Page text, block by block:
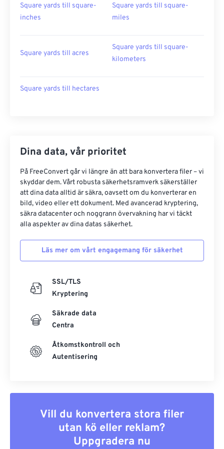
Square yards till square-
inches
Square yards till square-
miles
Square yards till acres
Square yards till square-
kilometers
Square yards till hectares
Dina data, vår prioritet
På FreeConvert går vi längre än att bara konvertera filer – vi
skyddar dem. Vårt robusta säkerhetsramverk säkerställer
att dina data alltid är säkra, oavsett om du konverterar en
bild, video eller ett dokument. Med avancerad kryptering,
säkra datacenter och noggrann övervakning har vi täckt
alla aspekter av dina datas säkerhet.
Läs mer om vårt engagemang för säkerhet
SSL/TLS
Kryptering
Säkrade data
Centra
Åtkomstkontroll och
Autentisering
Vill du konvertera stora filer
utan kö eller reklam?
Uppgradera nu